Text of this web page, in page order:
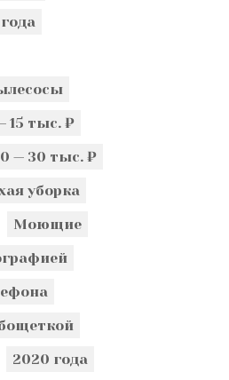
15 тыс. ₽
— 30 тыс. ₽
уборка
Моющие
2020 года